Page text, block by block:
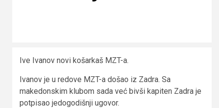
Ive Ivanov novi košarkaš MZT-a.
Ivanov je u redove MZT-a došao iz Zadra. Sa
makedonskim klubom sada već bivši kapiten Zadra je
potpisao jedogodišnji ugovor.